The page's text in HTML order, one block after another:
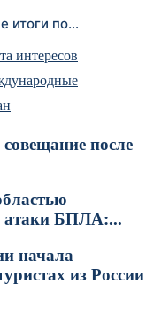
итоги по…
интересов
после
атаки БПЛА:...
начала
из России